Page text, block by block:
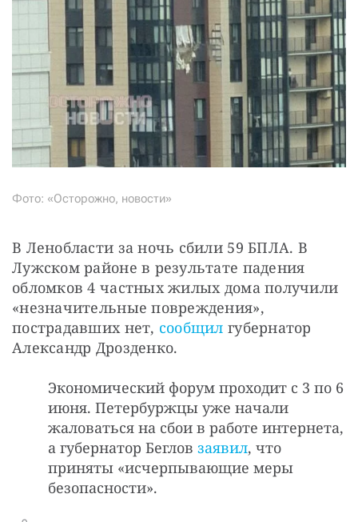
Фото: «Осторожно, новости»
В Ленобласти за ночь сбили 59 БПЛА. В
Лужском районе в результате падения
обломков 4 частных жилых дома получили
«незначительные повреждения»,
пострадавших нет, сообщил губернатор
Александр Дрозденко.
Экономический форум проходит с 3 по 6
июня. Петербуржцы уже начали
жаловаться на сбои в работе интернета,
а губернатор Беглов заявил, что
приняты «исчерпывающие меры
безопасности».